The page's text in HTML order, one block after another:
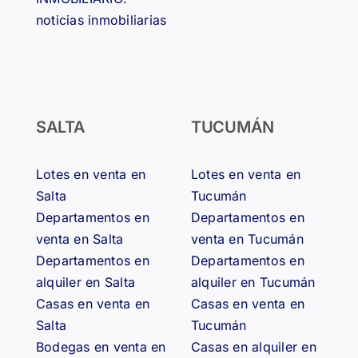
noticias inmobiliarias
SALTA
Lotes en venta en
Salta
Departamentos en
venta en Salta
Departamentos en
alquiler en Salta
Casas en venta en
Salta
Bodegas en venta en
TUCUMÁN
Lotes en venta en
Tucumán
Departamentos en
venta en Tucumán
Departamentos en
alquiler en Tucumán
Casas en venta en
Tucumán
Casas en alquiler en